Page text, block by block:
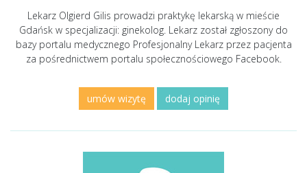
Lekarz Olgierd Gilis prowadzi praktykę lekarską w mieście
Gdańsk w specjalizacji: ginekolog. Lekarz został zgłoszony do
bazy portalu medycznego Profesjonalny Lekarz przez pacjenta
za pośrednictwem portalu społecznościowego Facebook.
umów wizytę dodaj opinię